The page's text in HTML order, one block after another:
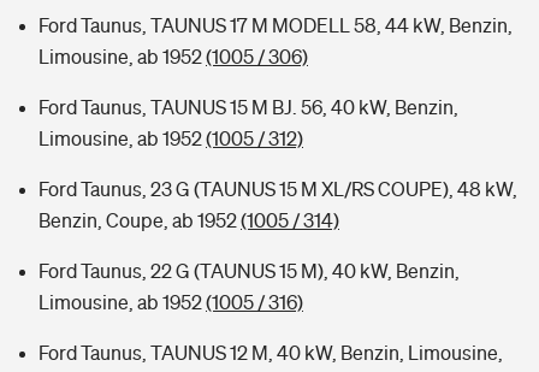
Ford Taunus, TAUNUS 17 M MODELL 58, 44 kW, Benzin,
Limousine, ab 1952(1005 / 306)
Ford Taunus, TAUNUS 15 M BJ. 56, 40 kW, Benzin,
Limousine, ab 1952(1005 / 312)
Ford Taunus, 23 G (TAUNUS 15 M XL/RS COUPE), 48 kW,
Benzin, Coupe, ab 1952(1005 / 314)
Ford Taunus, 22 G (TAUNUS 15 M), 40 kW, Benzin,
Limousine, ab 1952(1005 / 316)
Ford Taunus, TAUNUS 12 M, 40 kW, Benzin, Limousine,